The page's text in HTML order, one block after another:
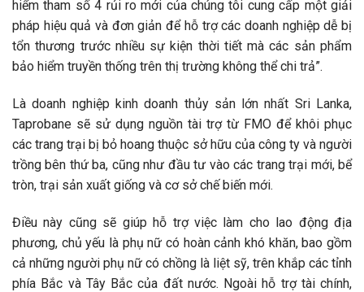
hiểm tham số 4 rủi ro mới của chúng tôi cung cấp một giải
pháp hiệu quả và đơn giản để hỗ trợ các doanh nghiệp dễ bị
tổn thương trước nhiều sự kiện thời tiết mà các sản phẩm
bảo hiểm truyền thống trên thị trường không thể chi trả”.
Là doanh nghiệp kinh doanh thủy sản lớn nhất Sri Lanka,
Taprobane sẽ sử dụng nguồn tài trợ từ FMO để khôi phục
các trang trại bị bỏ hoang thuộc sở hữu của công ty và người
trồng bên thứ ba, cũng như đầu tư vào các trang trại mới, bể
tròn, trại sản xuất giống và cơ sở chế biến mới.
Điều này cũng sẽ giúp hỗ trợ việc làm cho lao động địa
phương, chủ yếu là phụ nữ có hoàn cảnh khó khăn, bao gồm
cả những người phụ nữ có chồng là liệt sỹ, trên khắp các tỉnh
phía Bắc và Tây Bắc của đất nước. Ngoài hỗ trợ tài chính,